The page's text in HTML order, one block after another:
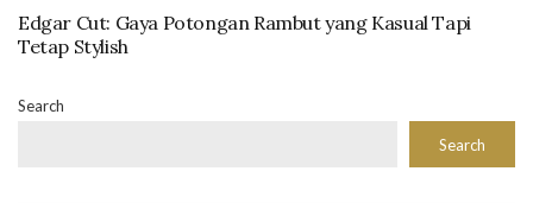
Edgar Cut: Gaya Potongan Rambut yang Kasual Tapi
Tetap Stylish
Search
Search